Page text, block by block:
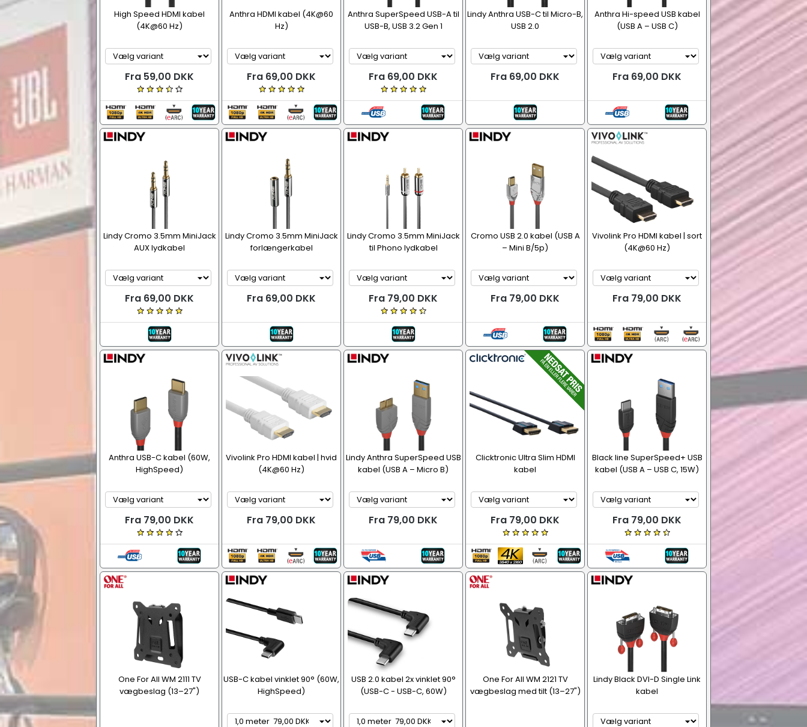
High Speed HDMI kabel
(4K@60 Hz)
Fra 59,00 DKK
Anthra HDMI kabel (4K@60
Hz)
Fra 69,00 DKK
Anthra SuperSpeed USB-A til
USB-B, USB 3.2 Gen 1
Fra 69,00 DKK
Lindy Anthra USB-C til Micro-B,
USB 2.0
Fra 69,00 DKK
Anthra Hi-speed USB kabel
(USB A – USB C)
Fra 69,00 DKK
Lindy Cromo 3.5mm MiniJack
AUX lydkabel
Fra 69,00 DKK
Lindy Cromo 3.5mm MiniJack
forlængerkabel
Fra 69,00 DKK
Lindy Cromo 3.5mm MiniJack
til Phono lydkabel
Fra 79,00 DKK
Cromo USB 2.0 kabel (USB A
– Mini B/5p)
Fra 79,00 DKK
Vivolink Pro HDMI kabel | sort
(4K@60 Hz)
Fra 79,00 DKK
Anthra USB-C kabel (60W,
HighSpeed)
Fra 79,00 DKK
Vivolink Pro HDMI kabel | hvid
(4K@60 Hz)
Fra 79,00 DKK
Lindy Anthra SuperSpeed USB
kabel (USB A – Micro B)
Fra 79,00 DKK
Clicktronic Ultra Slim HDMI
kabel
Fra 79,00 DKK
Black line SuperSpeed+ USB
kabel (USB A – USB C, 15W)
Fra 79,00 DKK
One For All WM 2111 TV
vægbeslag (13–27")
USB-C kabel vinklet 90° (60W,
HighSpeed)
USB 2.0 kabel 2x vinklet 90°
(USB-C - USB-C, 60W)
One For All WM 2121 TV
vægbeslag med tilt (13–27")
Lindy Black DVI-D Single Link
kabel